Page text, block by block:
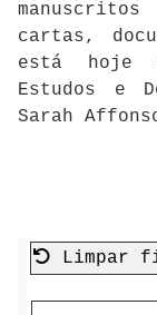
cartas,
está hoje
Estudos e
Sarah Affonso
Limpar